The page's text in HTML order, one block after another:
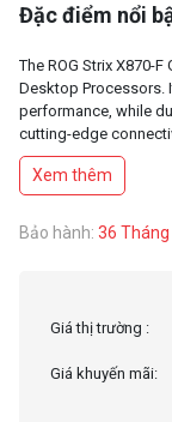
Đặc điểm nổi
The ROG Strix X870-
Desktop Processors.
performance, while
cutting-edge
Xem thêm
Bảo hành: 36 Tháng
Giá thị trường :
Giá khuyến mãi: